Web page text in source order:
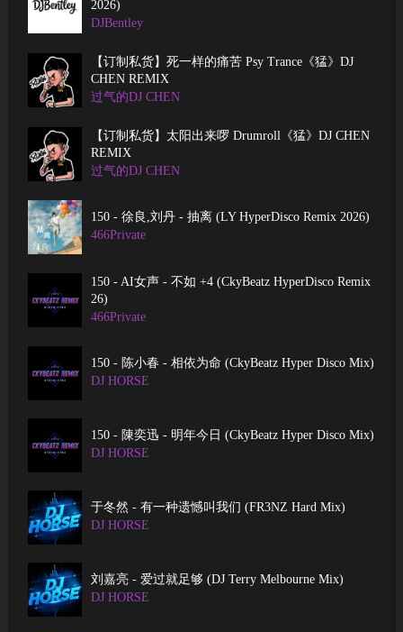
2026)
DJBentley
【订制私货】死一样的痛苦 Psy Trance《猛》DJ
CHEN REMIX
过气的DJ CHEN
【订制私货】太阳出来啰 Drumroll《猛》DJ CHEN
REMIX
过气的DJ CHEN
150 - 徐良,刘丹 - 抽离 (LY HyperDisco Remix 2026)
466Private
150 - AI女声 - 不如 +4 (CkyBeatz HyperDisco Remix
26)
466Private
150 - 陈小春 - 相依为命 (CkyBeatz Hyper Disco Mix)
DJ HORSE
150 - 陳奕迅 - 明年今日 (CkyBeatz Hyper Disco Mix)
DJ HORSE
于冬然 - 有一种遗憾叫我们 (FR3NZ Hard Mix)
DJ HORSE
刘嘉亮 - 爱过就足够 (DJ Terry Melbourne Mix)
DJ HORSE